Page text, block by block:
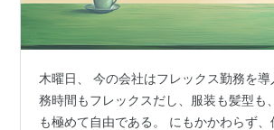
木曜日、 今の会社はフレックス勤務を
務時間もフレックスだし、服装も髪型も
も極めて自由である。 にもかかわらず、